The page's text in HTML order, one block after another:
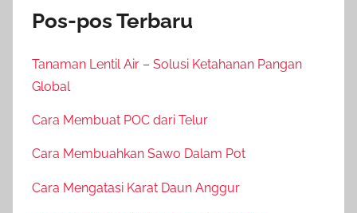
Pos-pos Terbaru
Tanaman Lentil Air – Solusi Ketahanan Pangan
Global
Cara Membuat POC dari Telur
Cara Membuahkan Sawo Dalam Pot
Cara Mengatasi Karat Daun Anggur